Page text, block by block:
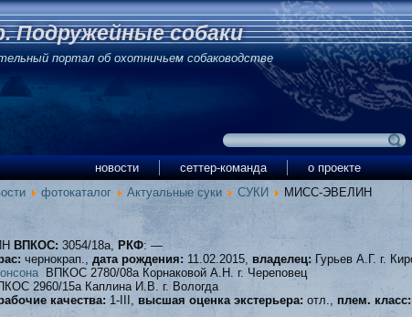
Подружейные собаки
портал об охотничьем собаководстве
новости сеттер-команда о проекте
фотокаталог Актуальные суки СУКИ МИСС-ЭВЕЛИН
ВПКОС: 3054/18а, РКФ: —
чернокрап., дата рождения: 11.02.2015, владелец: Гурьев А.Г. г.
ВПКОС 2780/08а Корнаковой А.Н. г. Череповец
2960/15а Каплина И.В. г. Вологда
качества: 1-III, высшая оценка экстерьера: отл., плем. класс: